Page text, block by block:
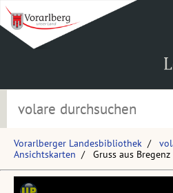
Vorarlberger Landesbibliothek
Ansichtskarten
Gruss aus Bregenz